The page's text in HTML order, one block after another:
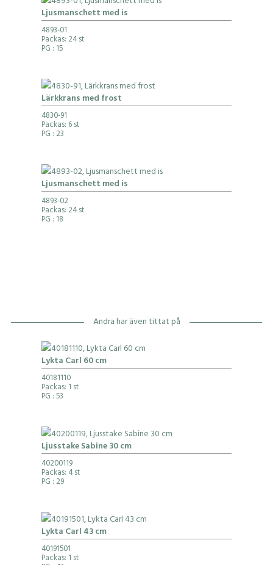
Ljusmanschett med is
4893-01
Packas: 24 st
PG : 15
Lärkkrans med frost
4830-91
Packas: 6 st
PG : 23
Ljusmanschett med is
4893-02
Packas: 24 st
PG : 18
Andra har även tittat på
Lykta Carl 60 cm
40181110
Packas: 1 st
PG : 53
Ljusstake Sabine 30 cm
40200119
Packas: 4 st
PG : 29
Lykta Carl 43 cm
40191501
Packas: 1 st